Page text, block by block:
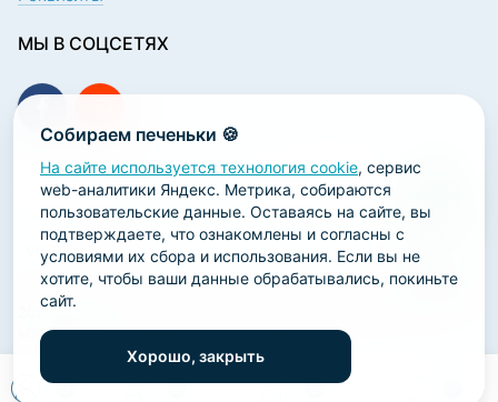
0 0 0
Собираем печеньки 🍪
На сайте используется технология cookie, сервис
web-аналитики Яндекс. Метрика, собираются
пользовательские данные. Оставаясь на сайте, вы
подтверждаете, что ознакомлены и согласны с
условиями их сбора и использования. Если вы не
хотите, чтобы ваши данные обрабатывались, покиньте
сайт.
Хорошо, закрыть
МЫ В СОЦСЕТЯХ
ПОДПИСКА НА НОВОСТИ
2026 ООО «Научно-производственная лаборатория
«ОРТОДЕНТ»